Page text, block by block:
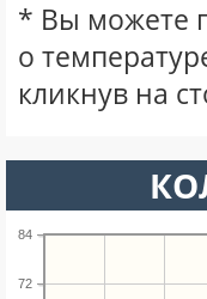
* Вы можете
о
кликнув на
72
84